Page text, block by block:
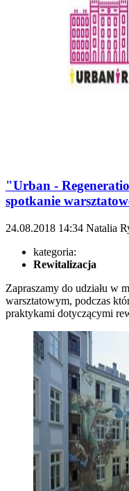
"Urban -
spotkanie
24.08.2018 14:34 Natalia
kategoria:
Rewitalizacja
Zapraszamy do udziału w
warsztatowym, podczas
praktykami dotyczącymi